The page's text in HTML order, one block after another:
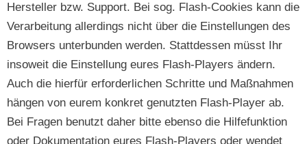
Her­steller bzw. Sup­port. Bei sog. Flash-Cook­ies kann die
Ver­ar­beitung allerd­ings nicht über die Ein­stel­lun­gen des
Browsers unter­bun­den wer­den. Stattdessen müsst Ihr
insoweit die Ein­stel­lung eures Flash-Play­ers ändern.
Auch die hier­für erforder­lichen Schritte und Maß­nah­men
hän­gen von eurem konkret genutzten Flash-Play­er ab.
Bei Fra­gen benutzt daher bitte eben­so die Hil­fe­funk­tion
oder Doku­men­ta­tion eures Flash-Play­ers oder wen­det